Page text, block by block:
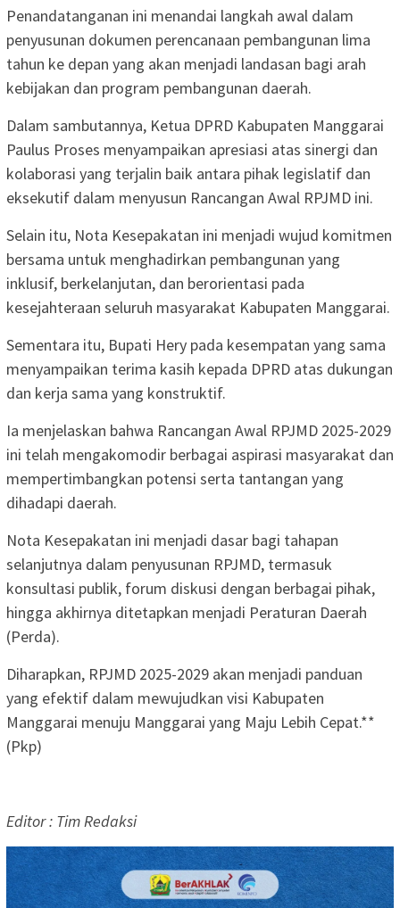
Penandatanganan ini menandai langkah awal dalam
penyusunan dokumen perencanaan pembangunan lima
tahun ke depan yang akan menjadi landasan bagi arah
kebijakan dan program pembangunan daerah.
Dalam sambutannya, Ketua DPRD Kabupaten Manggarai
Paulus Proses menyampaikan apresiasi atas sinergi dan
kolaborasi yang terjalin baik antara pihak legislatif dan
eksekutif dalam menyusun Rancangan Awal RPJMD ini.
Selain itu, Nota Kesepakatan ini menjadi wujud komitmen
bersama untuk menghadirkan pembangunan yang
inklusif, berkelanjutan, dan berorientasi pada
kesejahteraan seluruh masyarakat Kabupaten Manggarai.
Sementara itu, Bupati Hery pada kesempatan yang sama
menyampaikan terima kasih kepada DPRD atas dukungan
dan kerja sama yang konstruktif.
Ia menjelaskan bahwa Rancangan Awal RPJMD 2025-2029
ini telah mengakomodir berbagai aspirasi masyarakat dan
mempertimbangkan potensi serta tantangan yang
dihadapi daerah.
Nota Kesepakatan ini menjadi dasar bagi tahapan
selanjutnya dalam penyusunan RPJMD, termasuk
konsultasi publik, forum diskusi dengan berbagai pihak,
hingga akhirnya ditetapkan menjadi Peraturan Daerah
(Perda).
Diharapkan, RPJMD 2025-2029 akan menjadi panduan
yang efektif dalam mewujudkan visi Kabupaten
Manggarai menuju Manggarai yang Maju Lebih Cepat.**
(Pkp)
Editor : Tim Redaksi